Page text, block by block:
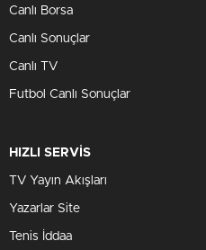
Canlı Borsa
Canlı Sonuçlar
Canlı TV
Futbol Canlı Sonuçlar
HIZLI SERVİS
TV Yayın Akışları
Yazarlar Site
Tenis İddaa